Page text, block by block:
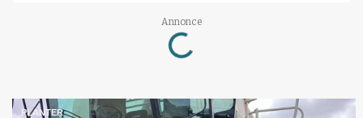
Annonce
Loading...
PLANTER